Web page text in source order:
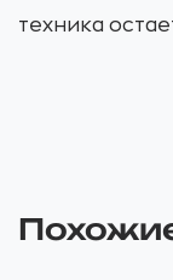
техника